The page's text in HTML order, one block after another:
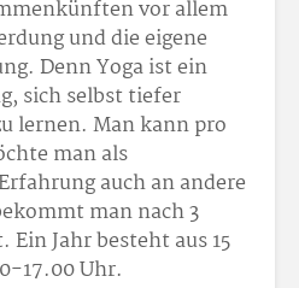
vor allem
und die eigene
Denn Yoga ist ein
sich selbst tiefer
lernen. Man kann pro
man als
auch an andere
man nach 3
Jahr besteht aus 15
17.00 Uhr.